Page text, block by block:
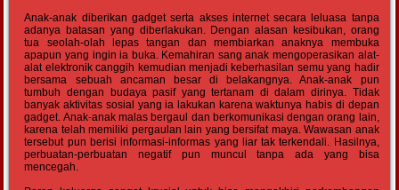
Anak-anak diberikan gadget serta akses internet secara leluasa tanpa
adanya batasan yang diberlakukan. Dengan alasan kesibukan, orang
tua seolah-olah lepas tangan dan membiarkan anaknya membuka
apapun yang ingin ia buka. Kemahiran sang anak mengoperasikan alat-
alat elektronik canggih kemudian menjadi keberhasilan semu yang hadir
bersama sebuah ancaman besar di belakangnya. Anak-anak pun
tumbuh dengan budaya pasif yang tertanam di dalam dirinya. Tidak
banyak aktivitas sosial yang ia lakukan karena waktunya habis di depan
gadget. Anak-anak malas bergaul dan berkomunikasi dengan orang lain,
karena telah memiliki pergaulan lain yang bersifat maya. Wawasan anak
tersebut pun berisi informasi-informas yang liar tak terkendali. Hasilnya,
perbuatan-perbuatan negatif pun muncul tanpa ada yang bisa
mencegah.